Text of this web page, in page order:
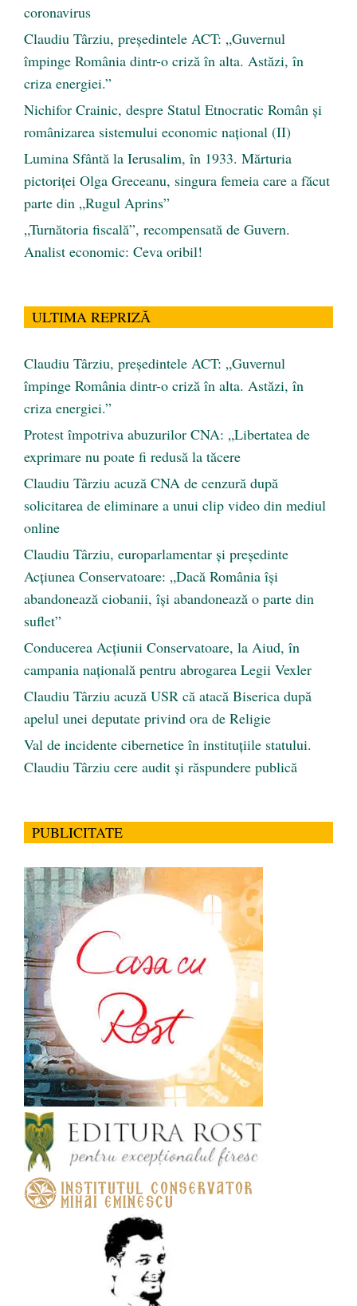
coronavirus
Claudiu Târziu, președintele ACT: „Guvernul
împinge România dintr-o criză în alta. Astăzi, în
criza energiei.”
Nichifor Crainic, despre Statul Etnocratic Român şi
românizarea sistemului economic naţional (II)
Lumina Sfântă la Ierusalim, în 1933. Mărturia
pictoriței Olga Greceanu, singura femeia care a făcut
parte din „Rugul Aprins”
„Turnătoria fiscală”, recompensată de Guvern.
Analist economic: Ceva oribil!
ULTIMA REPRIZĂ
Claudiu Târziu, președintele ACT: „Guvernul
împinge România dintr-o criză în alta. Astăzi, în
criza energiei.”
Protest împotriva abuzurilor CNA: „Libertatea de
exprimare nu poate fi redusă la tăcere
Claudiu Târziu acuză CNA de cenzură după
solicitarea de eliminare a unui clip video din mediul
online
Claudiu Târziu, europarlamentar și președinte
Acțiunea Conservatoare: „Dacă România își
abandonează ciobanii, își abandonează o parte din
suflet”
Conducerea Acțiunii Conservatoare, la Aiud, în
campania națională pentru abrogarea Legii Vexler
Claudiu Târziu acuză USR că atacă Biserica după
apelul unei deputate privind ora de Religie
Val de incidente cibernetice în instituțiile statului.
Claudiu Târziu cere audit și răspundere publică
PUBLICITATE